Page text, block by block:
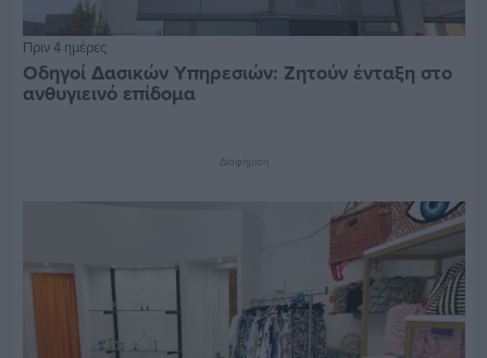
Πριν 4 ημέρες
Οδηγοί Δασικών Υπηρεσιών: Ζητούν ένταξη στο
ανθυγιεινό επίδομα
Διαφήμιση